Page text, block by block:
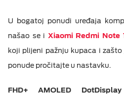
OSTALE USLUGE
ESIM TRAVEL & TURIST
M:TEL APLIKACIJE
KONTAKT
U bogatoj ponudi uređaja
našao se i Xiaomi Redmi Note
koji plijeni pažnju kupaca i
ponude pročitajte u nastavku.
FHD+ AMOLED